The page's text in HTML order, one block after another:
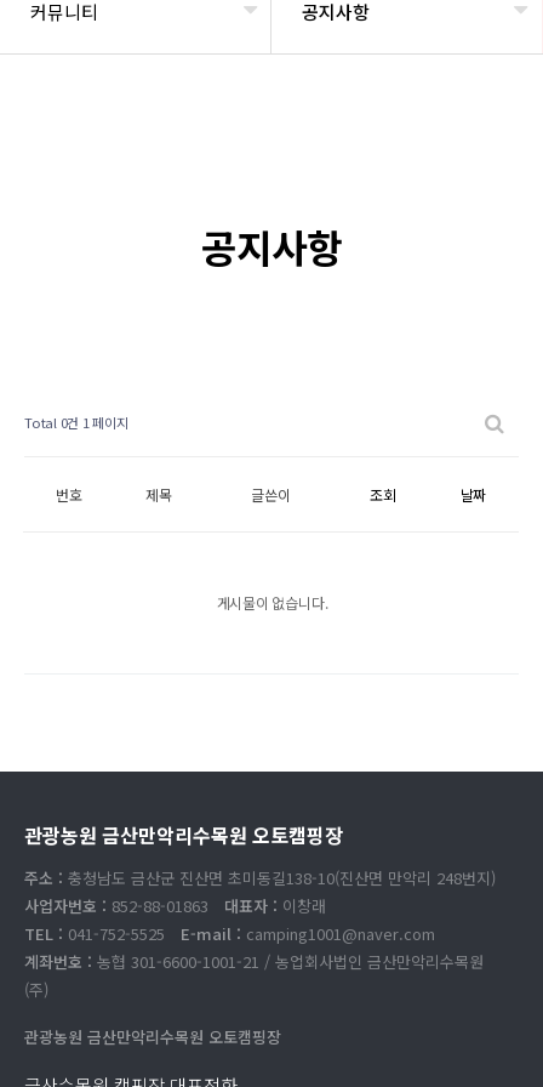
커뮤니티 공지사항
공지사항
Total 0건 1 페이지
번호 제목 글쓴이 조회 날짜
게시물이 없습니다.
관광농원 금산만악리수목원 오토캠핑장
주소 : 충청남도 금산군 진산면 초미동길138-10(진산면 만악리 248번지)
사업자번호 : 852-88-01863 대표자 : 이창래
TEL : 041-752-5525 E-mail : camping1001@naver.com
계좌번호 : 농협 301-6600-1001-21 / 농업회사법인 금산만악리수목원
(주)
관광농원 금산만악리수목원 오토캠핑장